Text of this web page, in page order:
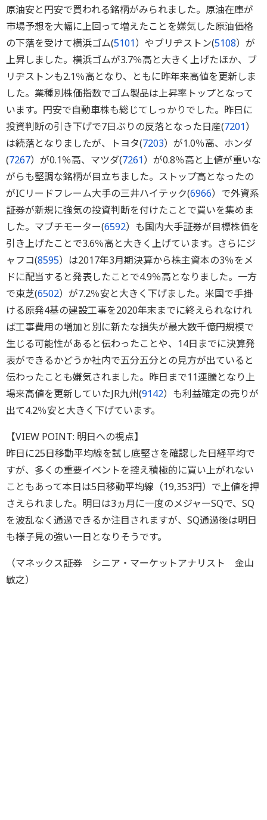
原油安と円安で買われる銘柄がみられました。原油在庫が
市場予想を大幅に上回って増えたことを嫌気した原油価格
の下落を受けて横浜ゴム(5101）やブリヂストン(5108）が
上昇しました。横浜ゴムが3.7％高と大きく上げたほか、ブ
リヂストンも2.1％高となり、ともに昨年来高値を更新しま
した。業種別株価指数でゴム製品は上昇率トップとなって
います。円安で自動車株も総じてしっかりでした。昨日に
投資判断の引き下げで7日ぶりの反落となった日産(7201）
は続落となりましたが、トヨタ(7203）が1.0％高、ホンダ
(7267）が0.1％高、マツダ(7261）が0.8％高と上値が重いな
がらも堅調な銘柄が目立ちました。ストップ高となったの
がICリードフレーム大手の三井ハイテック(6966）で外資系
証券が新規に強気の投資判断を付けたことで買いを集めま
した。マブチモーター(6592）も国内大手証券が目標株価を
引き上げたことで3.6％高と大きく上げています。さらにジ
ャフコ(8595）は2017年3月期決算から株主資本の3％をメ
ドに配当すると発表したことで4.9％高となりました。一方
で東芝(6502）が7.2％安と大きく下げました。米国で手掛
ける原発4基の建設工事を2020年末までに終えられなけれ
ば工事費用の増加と別に新たな損失が最大数千億円規模で
生じる可能性があると伝わったことや、14日までに決算発
表ができるかどうか社内で五分五分との見方が出ていると
伝わったことも嫌気されました。昨日まで11連騰となり上
場来高値を更新していたJR九州(9142）も利益確定の売りが
出て4.2％安と大きく下げています。
【VIEW POINT: 明日への視点】
昨日に25日移動平均線を試し底堅さを確認した日経平均で
すが、多くの重要イベントを控え積極的に買い上がれない
こともあって本日は5日移動平均線（19,353円）で上値を押
さえられました。明日は3ヵ月に一度のメジャーSQで、SQ
を波乱なく通過できるか注目されますが、SQ通過後は明日
も様子見の強い一日となりそうです。
（マネックス証券 シニア・マーケットアナリスト 金山
敏之）